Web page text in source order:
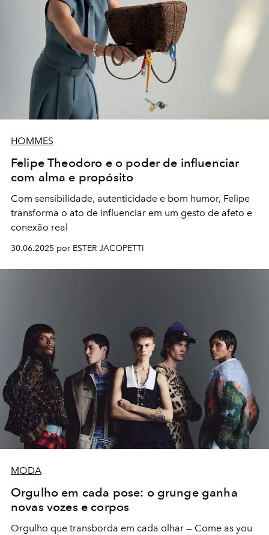
HOMMES
Felipe Theodoro e o poder de influenciar
com alma e propósito
Com sensibilidade, autenticidade e bom humor, Felipe
transforma o ato de influenciar em um gesto de afeto e
conexão real
30.06.2025 por ESTER JACOPETTI
MODA
Orgulho em cada pose: o grunge ganha
novas vozes e corpos
Orgulho que transborda em cada olhar — Come as you